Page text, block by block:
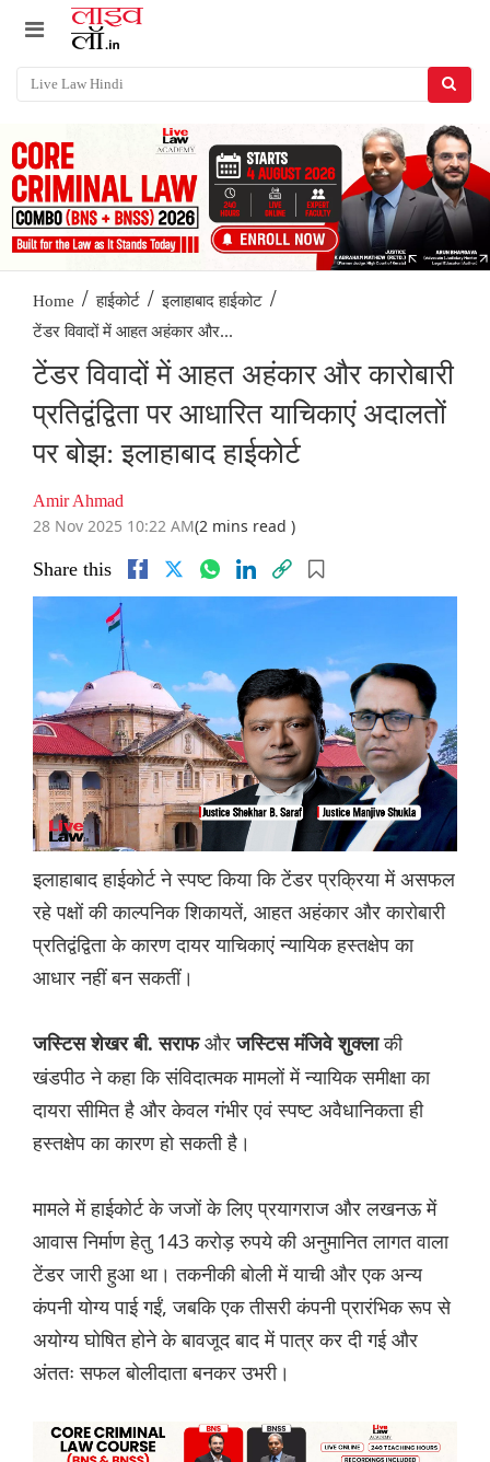
Home / हाईकोर्ट / इलाहाबाद हाईकोट /
टेंडर विवादों में आहत अहंकार और...
टेंडर विवादों में आहत अहंकार और कारोबारी
प्रतिद्वंद्विता पर आधारित याचिकाएं अदालतों
पर बोझ: इलाहाबाद हाईकोर्ट
Amir Ahmad
28 Nov 2025 10:22 AM(2 mins read )
Share this
इलाहाबाद हाईकोर्ट ने स्पष्ट किया कि टेंडर प्रक्रिया में असफल
रहे पक्षों की काल्पनिक शिकायतें, आहत अहंकार और कारोबारी
प्रतिद्वंद्विता के कारण दायर याचिकाएं न्यायिक हस्तक्षेप का
आधार नहीं बन सकतीं।
जस्टिस शेखर बी. सराफऔर जस्टिस मंजिवे शुक्लाकी
खंडपीठ ने कहा कि संविदात्मक मामलों में न्यायिक समीक्षा का
दायरा सीमित है और केवल गंभीर एवं स्पष्ट अवैधानिकता ही
हस्तक्षेप का कारण हो सकती है।
मामले में हाईकोर्ट के जजों के लिए प्रयागराज और लखनऊ में
आवास निर्माण हेतु 143 करोड़ रुपये की अनुमानित लागत वाला
टेंडर जारी हुआ था। तकनीकी बोली में याची और एक अन्य
कंपनी योग्य पाई गईं, जबकि एक तीसरी कंपनी प्रारंभिक रूप से
अयोग्य घोषित होने के बावजूद बाद में पात्र कर दी गई और
अंततः सफल बोलीदाता बनकर उभरी।